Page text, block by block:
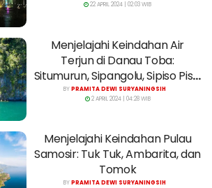
22 APRIL 2024 | 02:03 WIB
Menjelajahi Keindahan Air
Terjun di Danau Toba:
Situmurun, Sipangolu, Sipiso Piso,
dan Janji
BYPRAMITA DEWI SURYANINGSIH
2 APRIL 2024 | 04:28 WIB
Menjelajahi Keindahan Pulau
Samosir: Tuk Tuk, Ambarita, dan
Tomok
BYPRAMITA DEWI SURYANINGSIH